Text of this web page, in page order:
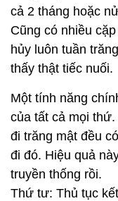
cả 2 tháng hoặc
Cũng có nhiều
hủy luôn tuần
thấy thật tiếc nuối.
Một tính năng
của tất cả mọi
đi trăng mật đều
đi đó. Hiệu quả
truyền thống rồi.
Thứ tư: Thủ tục